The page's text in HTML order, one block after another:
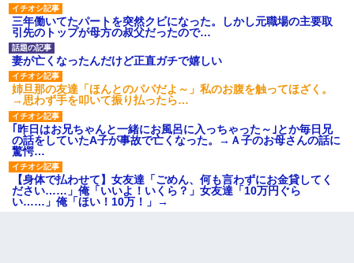
三年働いてたパートを突然クビになった。しかし元職場の主要取
引先のトップが母方の叔父だったので…
妻が亡くなったんだけど正直ガチで嬉しい
姉旦那の友達「ほんとのパパだよ～」私のお腹を触ってほざく。
→思わず手を叩いて振り払ったら…
｢昨日はお兄ちゃんと一緒にお風呂に入っちゃった～｣とか毎日兄
の話をしていたA子が事故で亡くなった。→Ａ子のお母さんの話に
驚愕…
【身体で払わせて】女友達「ごめん、何も言わずにお金貸してく
ださい……」俺「いいよ！いくら？」女友達「10万円ぐら
い……」俺「ほい！10万！」→